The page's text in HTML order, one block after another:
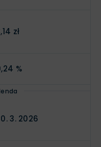
zł
%
3. 2026